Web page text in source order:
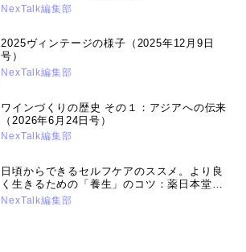
NexTalk編集部
2025ヴィンテージの様子（2025年12月9日
号）
NexTalk編集部
ワインづくりの歴史 その１：アジアへの伝来
（2026年6月24日号）
NexTalk編集部
日頃からできるセルフケアのススメ。より良
く生きるための「養生」のコツ：薬日本堂漢
方スクール講師・薬剤師鈴木養平先生（2026
NexTalk編集部